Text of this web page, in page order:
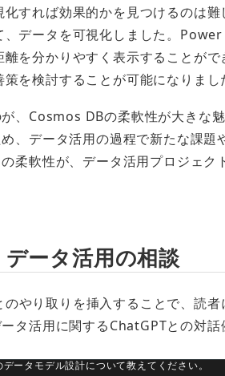
すれば効果的かを見つけるのは難
データを可視化しました。
を分かりやすく表示することが
を検討することが可能になりまし
、 Cosmos DBの柔軟性が大きな
、データ活用の過程で新たな課題
柔軟性が、データ活用プロジェク
ータ活用の相談
やり取りを挿入することで、読
タ活用に関するChatGPTとの対話
データモデル設計について教えてください。